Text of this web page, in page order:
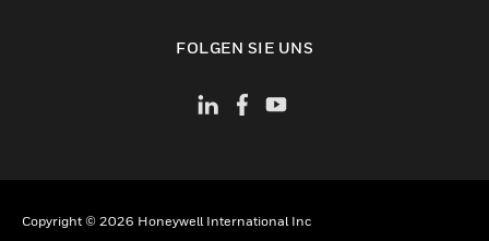
FOLGEN SIE UNS
Copyright © 2026 Honeywell International Inc